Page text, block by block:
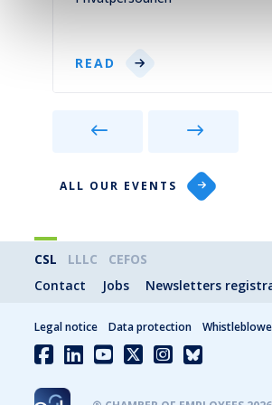
READ
ALL OUR EVENTS
CSL LLLC
CEFOS
Contact
Jobs Newsletters
Legal notice Data protection